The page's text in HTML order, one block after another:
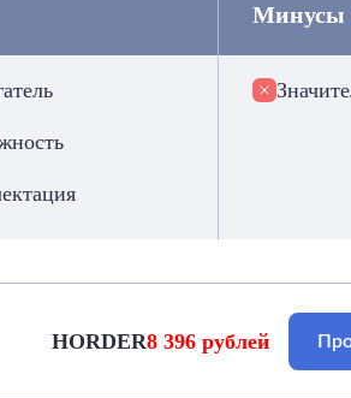
Минусы
HORDER8 396 рублей